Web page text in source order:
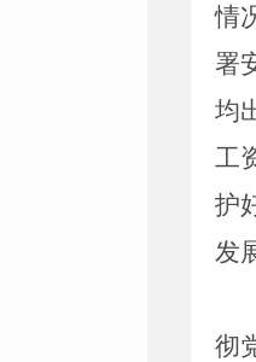
情
署
均
工
护
发
彻